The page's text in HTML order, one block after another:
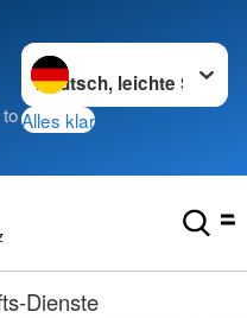
Sprache wechseln zu
Alles klar
Dienste